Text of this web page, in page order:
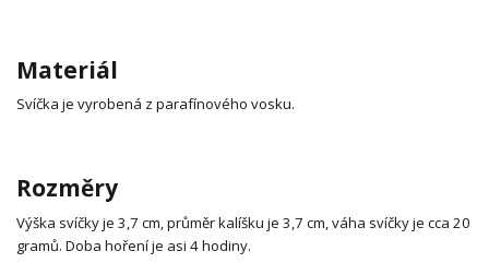
Materiál
Svíčka je vyrobená z parafínového vosku.
Rozměry
Výška svíčky je 3,7 cm, průměr kalíšku je 3,7 cm, váha svíčky je cca 20
gramů. Doba hoření je asi 4 hodiny.